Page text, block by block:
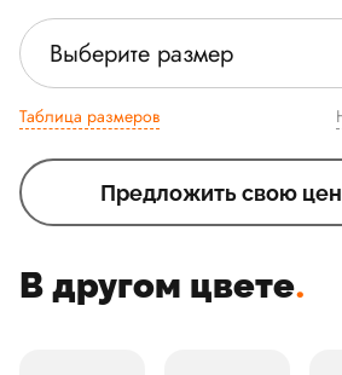
Выберите размер
Таблица размеров
Предложить свою
В другом цвете.